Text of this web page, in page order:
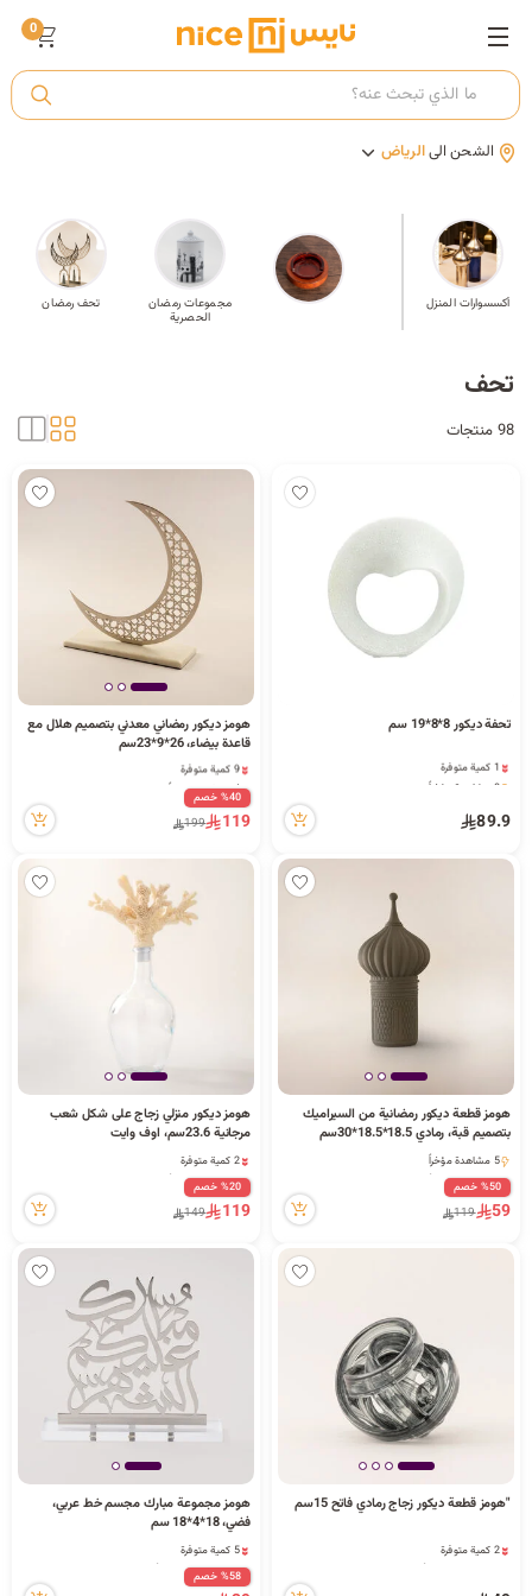
أ
د
ا
الشحن الىالرياض
0
أكسسوارات المنزل
إطارات صور
مجموعات رمضان
الحصرية
تحف رمضان
تحف
98 منتجات
تحفة ديكور 8*8*19 سم
8 مشاهدة مؤخراً
8 مشاهدة مؤخراً
89.9
هومز ديكور رمضاني معدني بتصميم هلال مع
قاعدة بيضاء، 26*9*23سم
4 مشاهدة مؤخراً
9 كمية متوفرة
4 مشاهدة مؤخراً
%40 خصم
119
199
هومز قطعة ديكور رمضانية من السيراميك
بتصميم قبة، رمادي 18.5*18.5*30سم
5 مشاهدة مؤخراً
5 مشاهدة مؤخراً%50 خصم
59
119
هومز ديكور منزلي زجاج على شكل شعب
مرجانية 23.6سم، اوف وايت
2 كمية متوفرة
9 مشاهدة مؤخراً
%20 خصم
119
149
"هومز قطعة ديكور زجاج رمادي فاتح 15سم
2 كمية متوفرة
هومز مجموعة مبارك مجسم خط عربي،
فضي، 18*4*18 سم
5 كمية متوفرة
10 مشاهدة مؤخراً%58 خصم